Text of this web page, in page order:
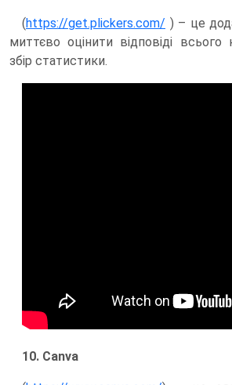
(https://get.plickers.com/ ) – це
миттєво оцінити відповіді всього
збір статистики.
10. Canva